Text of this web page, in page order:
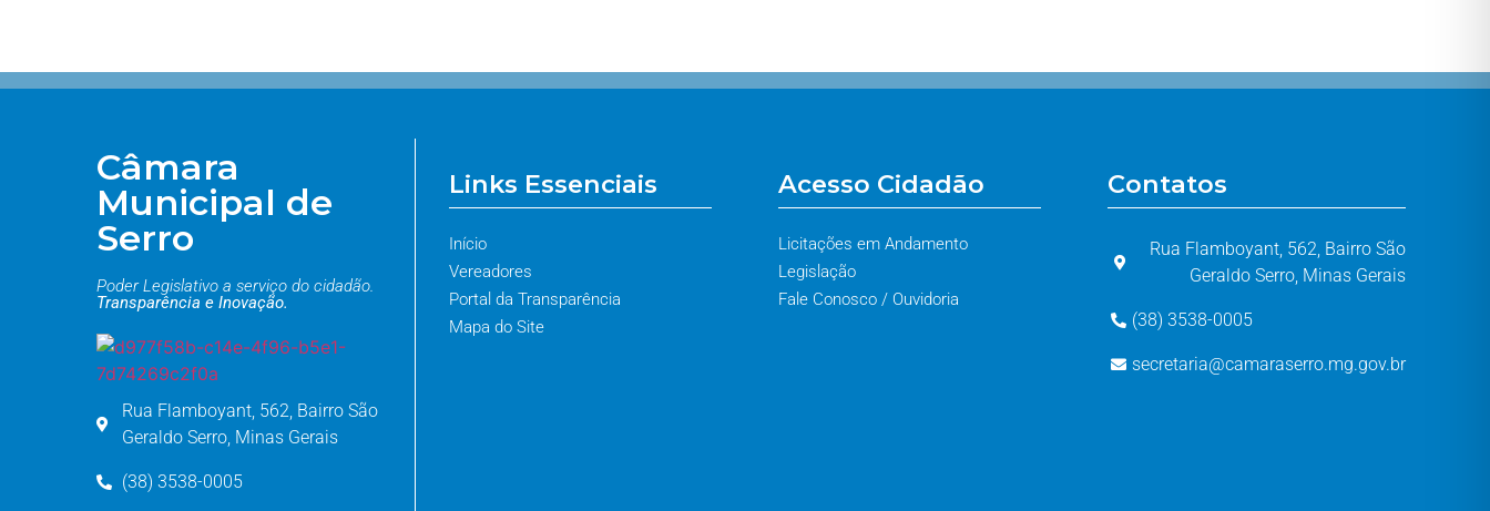
Câmara
Municipal de
Serro
Poder Legislativo a serviço do cidadão.
Transparência e Inovação.
Rua Flamboyant, 562, Bairro São
Geraldo Serro, Minas Gerais
(38) 3538-0005
Links Essenciais
Início
Vereadores
Portal da Transparência
Mapa do Site
Acesso Cidadão
Licitações em Andamento
Legislação
Fale Conosco / Ouvidoria
Contatos
Rua Flamboyant, 562, Bairro São
Geraldo Serro, Minas Gerais
(38) 3538-0005
secretaria@camaraserro.mg.gov.br